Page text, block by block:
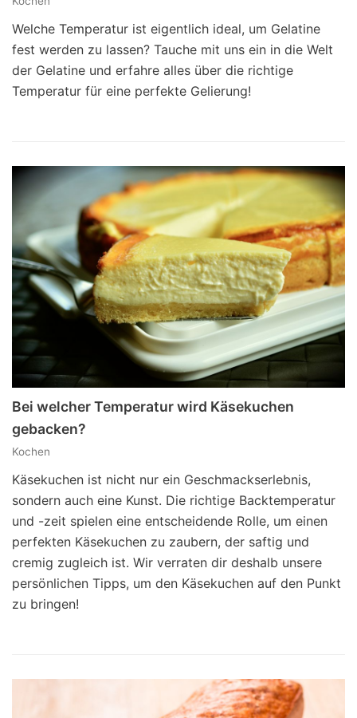
Welche Temperatur ist eigentlich ideal, um Gelatine
fest werden zu lassen? Tauche mit uns ein in die Welt
der Gelatine und erfahre alles über die richtige
Temperatur für eine perfekte Gelierung!
Bei welcher Temperatur wird Käsekuchen
gebacken?
Kochen
Käsekuchen ist nicht nur ein Geschmackserlebnis,
sondern auch eine Kunst. Die richtige Backtemperatur
und -zeit spielen eine entscheidende Rolle, um einen
perfekten Käsekuchen zu zaubern, der saftig und
cremig zugleich ist. Wir verraten dir deshalb unsere
persönlichen Tipps, um den Käsekuchen auf den Punkt
zu bringen!